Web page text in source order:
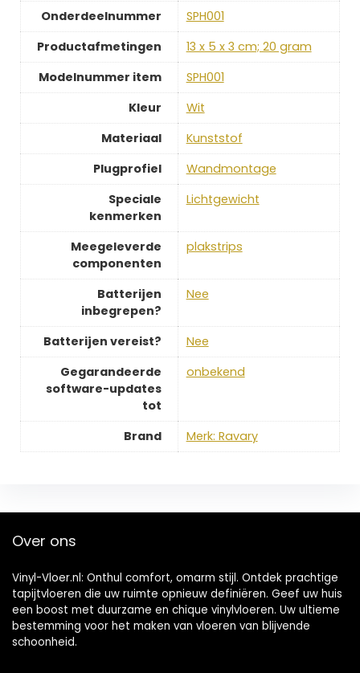
Onderdeelnummer
‎SPH001
Productafmetingen
‎13 x 5 x 3 cm; 20 gram
Modelnummer item
‎SPH001
Kleur
‎Wit
Materiaal
‎Kunststof
Plugprofiel
‎Wandmontage
Speciale
kenmerken
‎Lichtgewicht
Meegeleverde
componenten
‎plakstrips
Batterijen
inbegrepen?
‎Nee
Batterijen vereist?
‎Nee
Gegarandeerde
software-updates
tot
‎onbekend
Brand Merk: Ravary
Over ons
Vinyl-Vloer.nl: Onthul comfort, omarm stijl. Ontdek prachtige
tapijtvloeren die uw ruimte opnieuw definiëren. Geef uw huis
een boost met duurzame en chique vinylvloeren. Uw ultieme
bestemming voor het maken van vloeren van blijvende
schoonheid.